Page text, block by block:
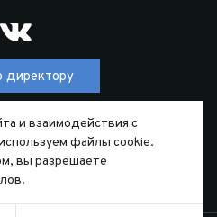
директору
55-44
и взаимодействия с
файлы cookie.
вы разрешаете